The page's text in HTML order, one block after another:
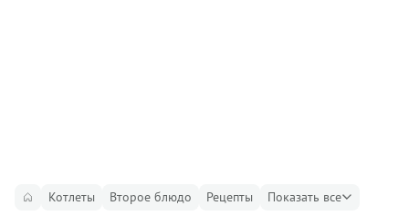
Котлеты Второе блюдо Рецепты Показать все